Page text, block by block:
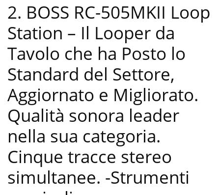
2. BOSS RC-505MKII Loop
Station – Il Looper da
Tavolo che ha Posto lo
Standard del Settore,
Aggiornato e Migliorato.
Qualità sonora leader
nella sua categoria.
Cinque tracce stereo
simultanee. -Strumenti